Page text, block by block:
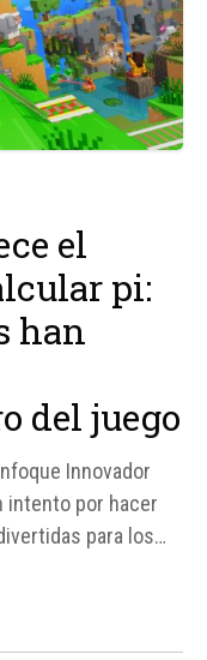
el
pi:
han
del juego
Innovador
intento por hacer
para los
única de